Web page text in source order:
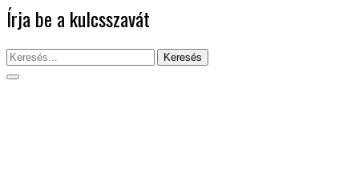
Írja be a kulcsszavát
Keresés